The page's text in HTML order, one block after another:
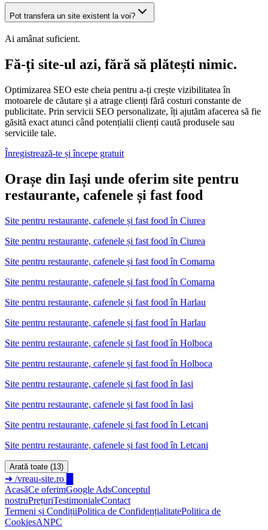
Pot transfera un site existent la voi?
Ai amânat suficient.
Fă-ți site-ul azi, fără să plătești nimic.
Optimizarea SEO este cheia pentru a-ți crește vizibilitatea în
motoarele de căutare și a atrage clienți fără costuri constante de
publicitate. Prin servicii SEO personalizate, îți ajutăm afacerea să fie
găsită exact atunci când potențialii clienți caută produsele sau
serviciile tale.
Înregistrează-te și începe gratuit
Orașe din Iași unde oferim site pentru
restaurante, cafenele și fast food
Site pentru restaurante, cafenele și fast food în Ciurea
Site pentru restaurante, cafenele și fast food în Ciurea
Site pentru restaurante, cafenele și fast food în Comarna
Site pentru restaurante, cafenele și fast food în Comarna
Site pentru restaurante, cafenele și fast food în Harlau
Site pentru restaurante, cafenele și fast food în Harlau
Site pentru restaurante, cafenele și fast food în Holboca
Site pentru restaurante, cafenele și fast food în Holboca
Site pentru restaurante, cafenele și fast food în Iasi
Site pentru restaurante, cafenele și fast food în Iasi
Site pentru restaurante, cafenele și fast food în Letcani
Site pentru restaurante, cafenele și fast food în Letcani
Arată toate (13)
➜ /vreau-site.ro
AcasăCe oferimGoogle AdsConceptul
nostruPrețuriTestimonialeContact
Termeni și CondițiiPolitica de ConfidențialitatePolitica de
CookiesANPC